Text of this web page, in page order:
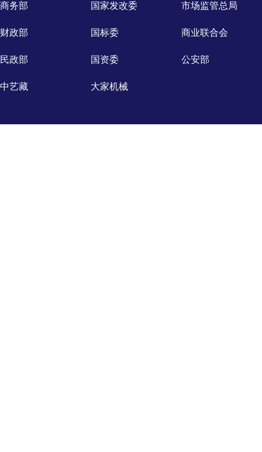
商务部 国家发改委 市场监管总局
财政部 国标委 商业联合会
民政部 国资委 公安部
中艺藏 大家机械